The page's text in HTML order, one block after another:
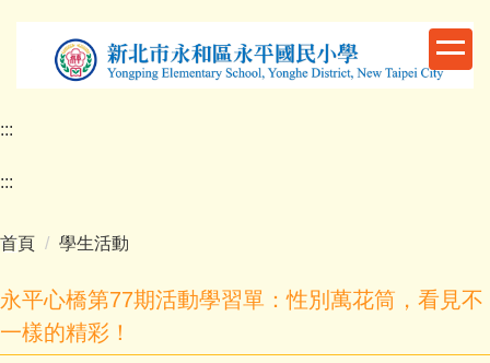
內
區
:::
:::
首頁 學生活動
永平心橋第77期活動學習單：性別萬花筒，看見不
一樣的精彩！